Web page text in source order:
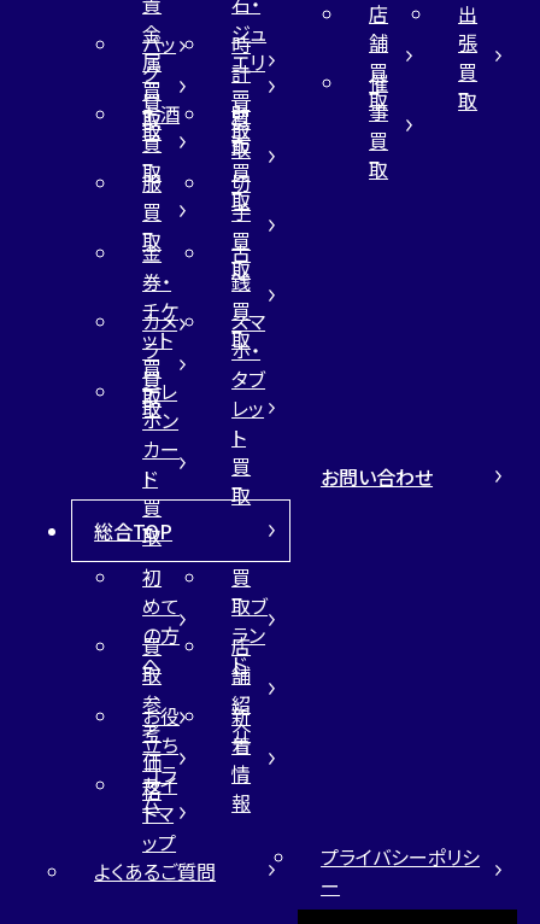
金
属
買
取
ジュ
エリ
ー
買
取
バッ
グ
買
取
時
計
買
取
お酒
買
取
財
布
買
取
服
買
取
切
手
買
取
金
券・
チケ
ット
買
取
古
銭
買
取
カメ
ラ
買
取
スマ
ホ・
タブ
レッ
ト
買
取
テレ
ホン
カー
ド
買
取
店
舗
買
取
出
張
買
取
催
事
買
取
総合TOP
初
めて
の方
へ
買
取ブ
ラン
ド
買
取
参
考
価
格
店
舗
紹
介
お役
立ち
コラ
ム
新
着
情
報
サイ
トマ
ップ
お問い合わせ
よくあるご質問
プライバシーポリシ
ー